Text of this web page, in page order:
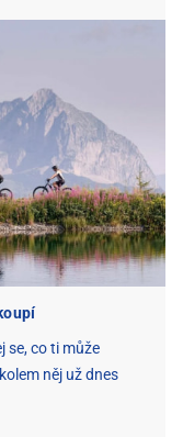
se, co ti může
něj už dnes